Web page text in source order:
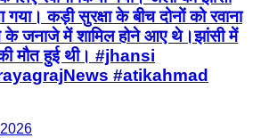
कड़ी सुरक्षा के बीच दोनों को रवाना
के जनाजे में शामिल होने आए थे।झांसी में
मौत हुई थी। #jhansi
#atikahmad